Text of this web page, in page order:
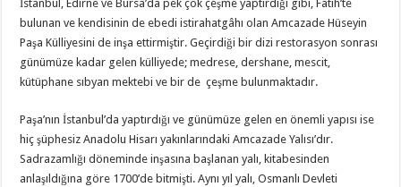
İstanbul, Edirne ve Bursa’da pek çok çeşme yaptırdığı gibi, Fatih’te
bulunan ve kendisinin de ebedi istirahatgâhı olan Amcazade Hüseyin
Paşa Külliyesini de inşa ettirmiştir. Geçirdiği bir dizi restorasyon sonrası
günümüze kadar gelen külliyede; medrese, dershane, mescit,
kütüphane sıbyan mektebi ve bir de çeşme bulunmaktadır.
Paşa’nın İstanbul’da yaptırdığı ve günümüze gelen en önemli yapısı ise
hiç şüphesiz Anadolu Hisarı yakınlarındaki Amcazade Yalısı’dır.
Sadrazamlığı döneminde inşasına başlanan yalı, kitabesinden
anlaşıldığına göre 1700’de bitmişti. Aynı yıl yalı, Osmanlı Devleti